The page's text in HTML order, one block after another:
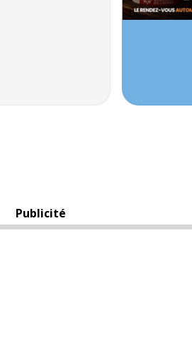
Publicité